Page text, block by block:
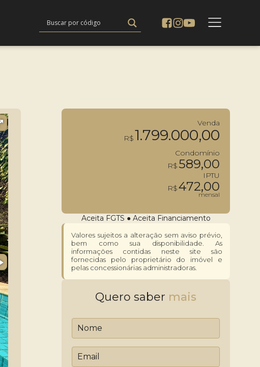
Venda
R$1.799.000,00
Condomínio
R$ 589,00
IPTU
R$472,00
mensal
Aceita FGTS ● Aceita Financiamento
Valores sujeitos a alteração sem aviso prévio,
bem como sua disponibilidade. As
informações contidas neste site são
fornecidas pelo proprietário do imóvel e
pelas concessionárias administradoras.
Quero saber